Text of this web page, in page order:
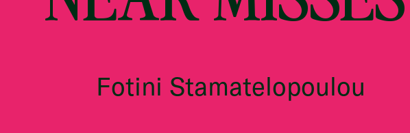
Fotini Stamatelopoulou